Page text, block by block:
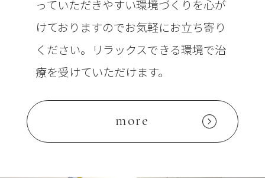
っていただきやすい環境づくりを心が
けておりますのでお気軽にお立ち寄り
ください。リラックスできる環境で治
療を受けていただけます。
more